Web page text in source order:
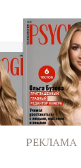
РЕКЛАМА